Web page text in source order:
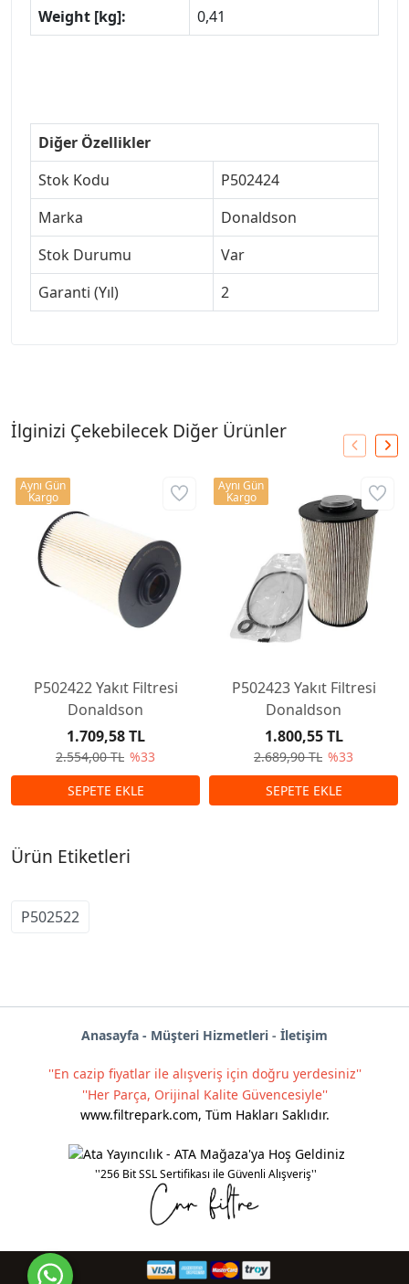
Weight [kg]:
0,41
Diğer Özellikler
Stok Kodu
P502424
Marka
Donaldson
Stok Durumu
Var
Garanti (Yıl)
2
İlginizi Çekebilecek Diğer Ürünler
P502422 Yakıt Filtresi
Donaldson
2.554,00 TL %33
1.709,58 TL
Aynı Gün
Kargo
P502423 Yakıt Filtresi
Donaldson
2.689,90 TL %33
1.800,55 TL
Aynı Gün
Kargo
Ürün Etiketleri
P502522
Anasayfa - Müşteri Hizmetleri - İletişim
''En cazip fiyatlar ile alışveriş için doğru yerdesiniz''
''Her Parça, Orijinal Kalite Güvencesiyle''
www.filtrepark.com, Tüm Hakları Saklıdır.
''256 Bit SSL Sertifikası ile Güvenli Alışveriş''